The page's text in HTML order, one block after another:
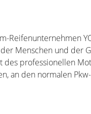
Reifenunternehmen
Menschen und der
des professionellen
an den normalen